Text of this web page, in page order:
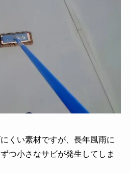
くい素材ですが、長年風雨に
つ小さなサビが発生してしま